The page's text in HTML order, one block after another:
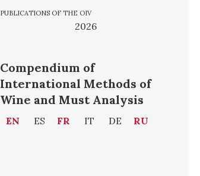
PUBLICATIONS OF THE OIV
2026
Compendium of
International Methods of
Wine and Must Analysis
EN ES FR IT DE RU